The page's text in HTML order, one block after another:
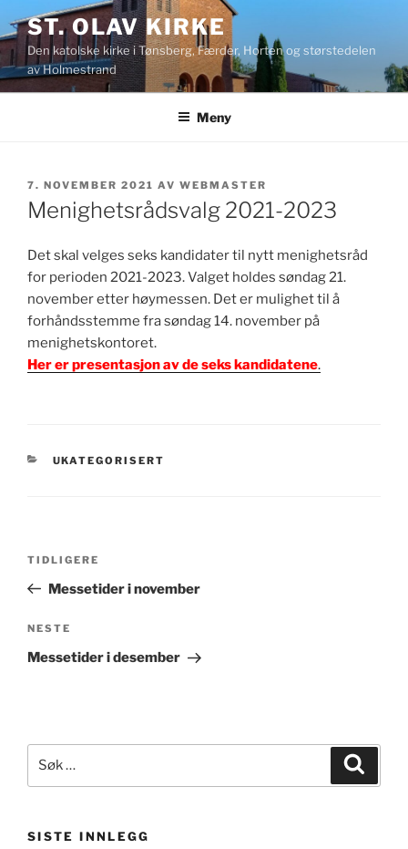
til
innhold
ST. OLAV KIRKE
Den katolske kirke i Tønsberg, Færder, Horten og størstedelen
av Holmestrand
Meny
PUBLISERT
7. NOVEMBER 2021 AV WEBMASTER
Menighetsrådsvalg 2021-2023
Det skal velges seks kandidater til nytt menighetsråd
for perioden 2021-2023. Valget holdes søndag 21.
november etter høymessen. Det er mulighet til å
forhåndsstemme fra søndag 14. november på
menighetskontoret.
Her er presentasjon av de seks kandidatene.
KATEGORIER
UKATEGORISERT
Forrige
innlegg
TIDLIGERE
Messetider i november
Neste
innlegg
NESTE
Messetider i desember
etter:
SISTE INNLEGG